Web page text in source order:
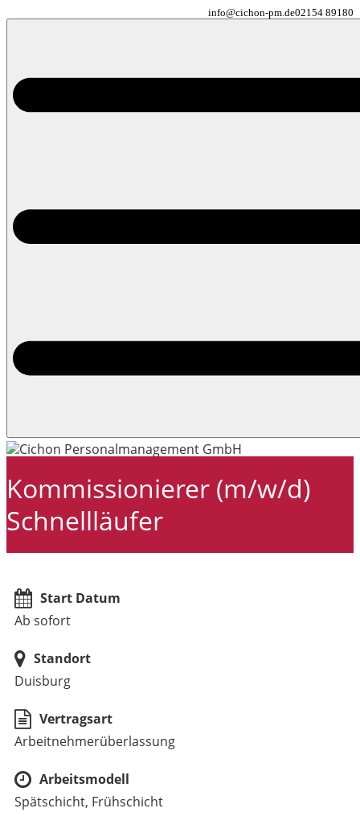
info@cichon-pm.de02154 89180
Kommissionierer (m/w/d)
Schnellläufer
Start Datum
Ab sofort
Standort
Duisburg
Vertragsart
Arbeitnehmerüberlassung
Arbeitsmodell
Spätschicht, Frühschicht